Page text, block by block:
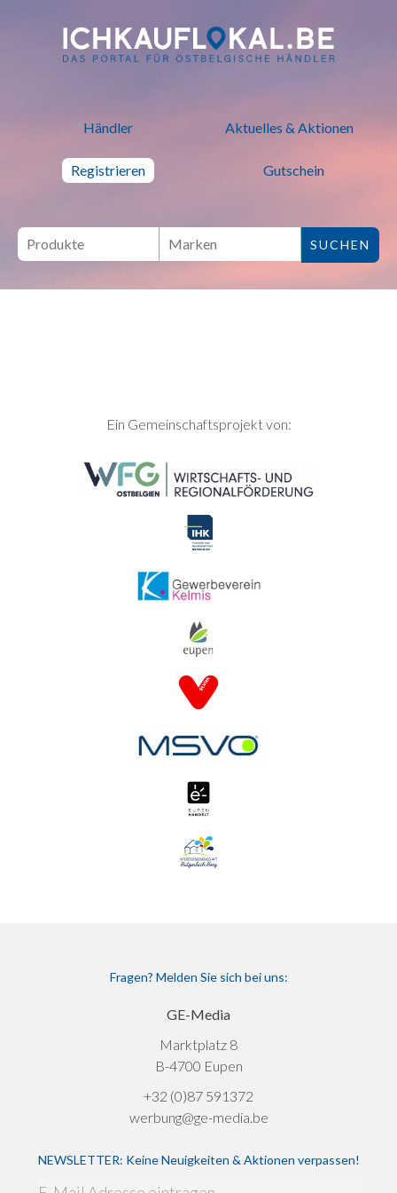
ich kauf lokal - Bei lokalen
Händler Aktuelles & Aktionen
Registrieren Gutschein
SEITENFUSSEin Gemeinschaftsprojekt von:
Fragen? Melden Sie sich bei uns:
GE-Media
Marktplatz 8
B-4700 Eupen
+32 (0)87 591372
werbung@ge-media.be
NEWSLETTER: Keine Neuigkeiten & Aktionen verpassen!